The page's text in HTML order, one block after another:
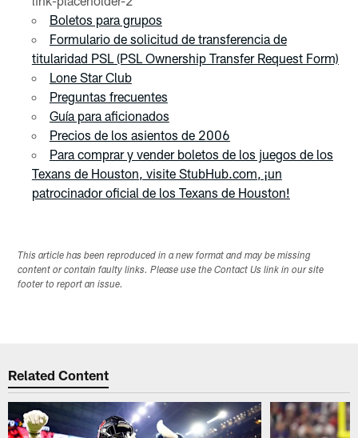
Boletos para grupos
Formulario de solicitud de transferencia de
titularidad PSL (PSL Ownership Transfer Request Form)
Lone Star Club
Preguntas frecuentes
Guía para aficionados
Precios de los asientos de 2006
Para comprar y vender boletos de los juegos de los
Texans de Houston, visite StubHub.com, ¡un
patrocinador oficial de los Texans de Houston!
This article has been reproduced in a new format and may be missing
content or contain faulty links. Please use the Contact Us link in our site
footer to report an issue.
Related Content